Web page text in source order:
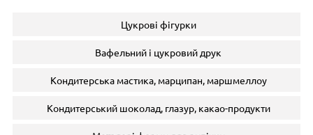
Цукрові фігурки
Вафельний і цукровий друк
Кондитерська мастика, марципан, маршмеллоу
Кондитерський шоколад, глазур, какао-продукти